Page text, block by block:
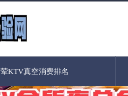
荤KTV真空消费排名